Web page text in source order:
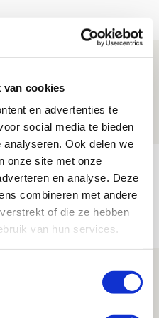
van cookies
en advertenties te
social media te bieden
Ook delen we
onze site met onze
en analyse. Deze
combineren met andere
of die ze hebben
van hun services.
in fotoverslag van
Shelbourne
en spel
af’
van Godts in